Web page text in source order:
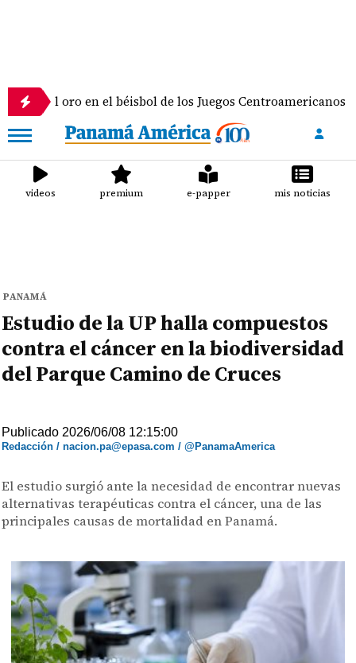
oro en el béisbol de los Juegos Centroamericanos y del
videos premium e-papper mis noticias
PANAMÁ
Estudio de la UP halla compuestos
contra el cáncer en la biodiversidad
del Parque Camino de Cruces
Publicado 2026/06/08 12:15:00
Redacción / nacion.pa@epasa.com / @PanamaAmerica
El estudio surgió ante la necesidad de encontrar nuevas
alternativas terapéuticas contra el cáncer, una de las
principales causas de mortalidad en Panamá.